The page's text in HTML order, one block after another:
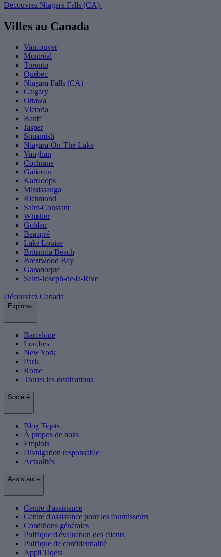
Découvrez Niagara Falls (CA)
Villes au Canada
Vancouver
Montréal
Toronto
Québec
Niagara Falls (CA)
Calgary
Ottawa
Victoria
Banff
Jasper
Squamish
Niagara-On-The-Lake
Vaughan
Cochrane
Gatineau
Kamloops
Mississauga
Richmond
Saint-Constant
Whistler
Golden
Beaupré
Lake Louise
Britannia Beach
Brentwood Bay
Gananoque
Saint-Joseph-de-la-Rive
Découvrez Canada
Explorez
Barcelone
Londres
New York
Paris
Rome
Toutes les destinations
Société
Blog Tiqets
À propos de nous
Emplois
Divulgation responsable
Actualités
Assistance
Centre d'assistance
Centre d'assistance pour les fournisseurs
Conditions générales
Politique d'évaluation des clients
Politique de confidentialité
Appli Tiqets